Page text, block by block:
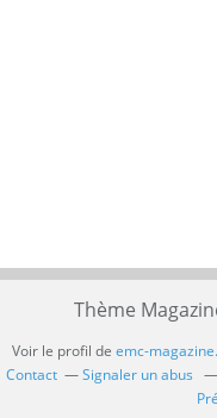
Thème
Voir le profil de emc-
Contact
Signaler un abus